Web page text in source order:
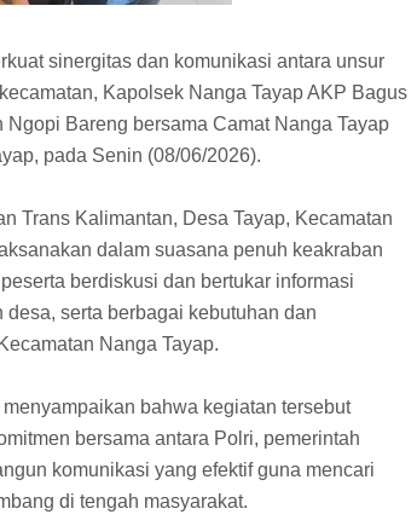
sinergitas dan komunikasi antara unsur
Kapolsek Nanga Tayap AKP Bagus
Bareng bersama Camat Nanga Tayap
pada Senin (08/06/2026).
Trans Kalimantan, Desa Tayap, Kecamatan
dalam suasana penuh keakraban
berdiskusi dan bertukar informasi
serta berbagai kebutuhan dan
Nanga Tayap.
bahwa kegiatan tersebut
bersama antara Polri, pemerintah
komunikasi yang efektif guna mencari
di tengah masyarakat.